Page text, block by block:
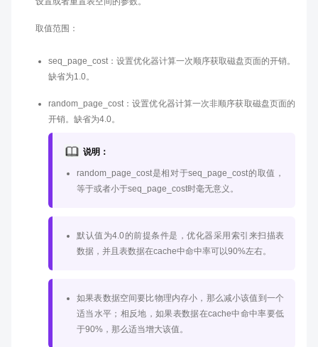
取值范围：
seq_page_cost：设置优化器计算一次顺序获取磁盘页面的开销。
缺省为1.0。
random_page_cost：设置优化器计算一次非顺序获取磁盘页面的
开销。缺省为4.0。
说明：
random_page_cost是相对于seq_page_cost的取值，
等于或者小于seq_page_cost时毫无意义。
默认值为4.0的前提条件是，优化器采用索引来扫描表
数据，并且表数据在cache中命中率可以90%左右。
如果表数据空间要比物理内存小，那么减小该值到一个
适当水平；相反地，如果表数据在cache中命中率要低
于90%，那么适当增大该值。